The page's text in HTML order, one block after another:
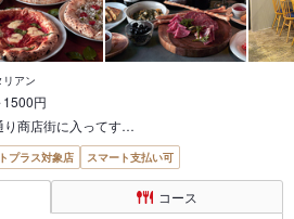
アン
円
り商店街に入ってす…
プラス対象店 スマート支払い可
コース